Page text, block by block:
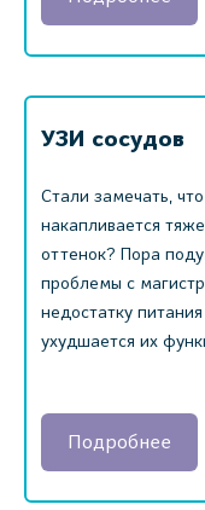
УЗИ сосудов
Стали замечать,
накапливается
оттенок? Пора
проблемы с
недостатку
ухудшается их
Подробнее